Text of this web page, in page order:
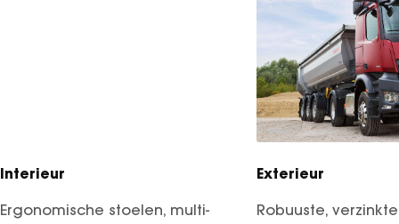
Interieur
Ergonomische stoelen, multi-
Exterieur
Robuuste, verzinkte